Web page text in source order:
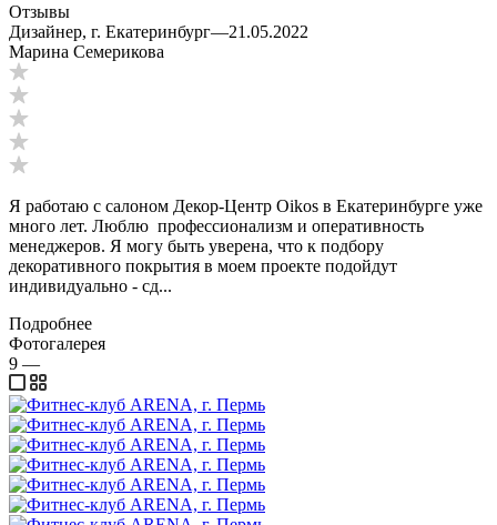
Отзывы
Дизайнер, г. Екатеринбург—21.05.2022
Марина Семерикова
Я работаю с салоном Декор-Центр Oikos в Екатеринбурге уже
много лет. Люблю профессионализм и оперативность
менеджеров. Я могу быть уверена, что к подбору
декоративного покрытия в моем проекте подойдут
индивидуально - сд...
Подробнее
Фотогалерея
9 —